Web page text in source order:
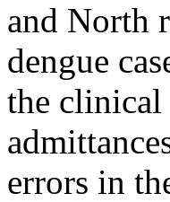
and North
dengue
the clinical
errors in